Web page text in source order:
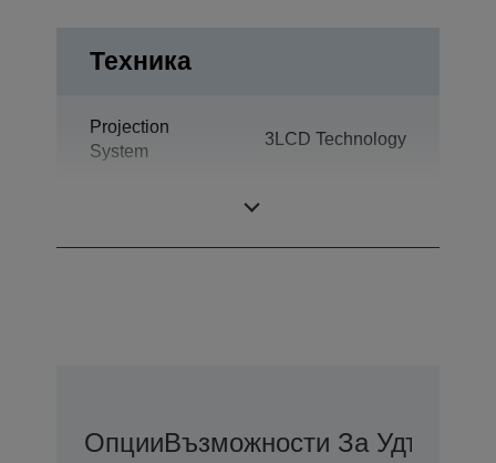
Техника
Projection
System
3LCD Technology
ОпцииВъзможности За